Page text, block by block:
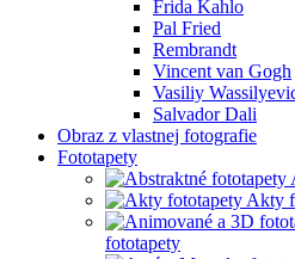
Frida Kahlo
Pal Fried
Rembrandt
Vincent van Gogh
Vasiliy
Salvador Dali
Obraz z vlastnej fotografie
Fototapety
Akty
fototapety